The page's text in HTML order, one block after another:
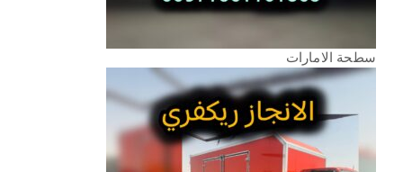
سطحة الامارات